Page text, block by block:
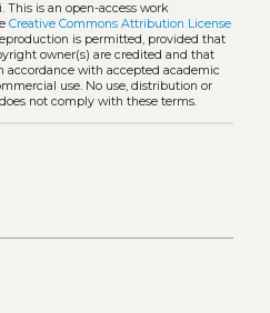
This is an open-access work
Creative Commons Attribution License
is permitted, provided that
owner(s) are credited and that
with accepted academic
use. No use, distribution or
not comply with these terms.